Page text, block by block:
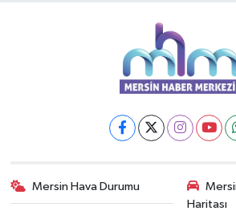
Mersin Hava Durumu
Haritası